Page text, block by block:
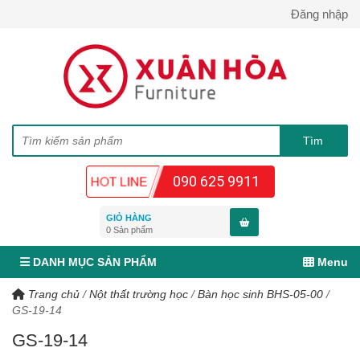
Đăng nhập
090 625 9911
GIỎ HÀNG
0 Sản phẩm
DANH MỤC SẢN PHẨM Menu
Trang chủ /Nột thất trường học /Bàn học sinh BHS-05-00 /
GS-19-14
GS-19-14